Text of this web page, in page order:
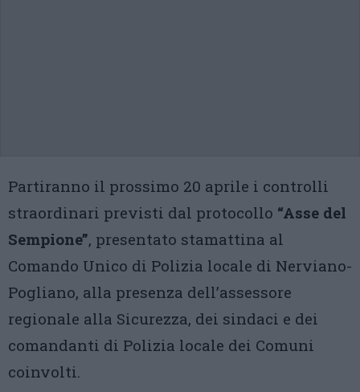
Partiranno il prossimo 20 aprile i controlli
straordinari previsti dal protocollo “Asse del
Sempione”, presentato stamattina al
Comando Unico di Polizia locale di Nerviano-
Pogliano, alla presenza dell’assessore
regionale alla Sicurezza, dei sindaci e dei
comandanti di Polizia locale dei Comuni
coinvolti.